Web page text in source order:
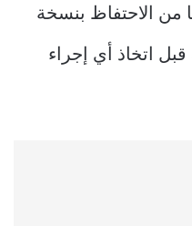
من الاحتفاظ بنسخة
اتخاذ أي إجراء